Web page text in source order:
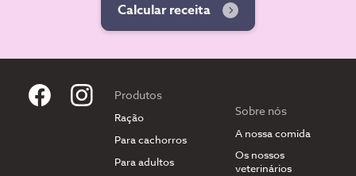
Calcular receita
Produtos
Ração
Para cachorros
Para adultos
Sobre nós
A nossa comida
Os nossos
veterinários